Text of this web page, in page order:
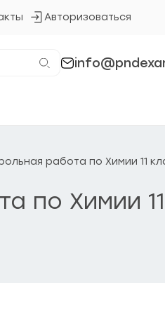
Авторизоваться
Кнопка
работа по Химии 11
по Химии